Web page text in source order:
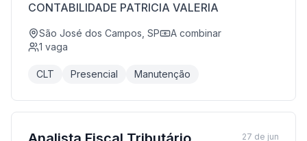
CONTABILIDADE PATRICIA VALERIA
São José dos Campos, SP
A combinar
1 vaga
CLT Presencial Manutenção
27 de jun